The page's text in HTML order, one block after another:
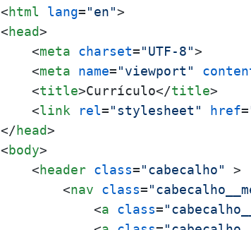
<html lang="en">
<head>
<meta charset="UTF-8">
<meta name="viewport"
<title>Currículo</title>
<link rel="stylesheet" href=
</head>
<body>
<header class="cabecalho"
>
<nav class=
<a class=